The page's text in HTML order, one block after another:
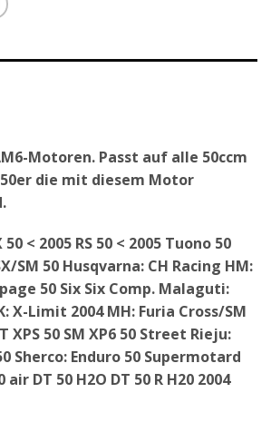
Motoren. Passt auf alle 50ccm
die mit diesem Motor
< 2005 RS 50 < 2005 Tuono 50
SM 50 Husqvarna: CH Racing HM:
50 Six Six Comp. Malaguti:
X-Limit 2004 MH: Furia Cross/SM
XPS 50 SM XP6 50 Street Rieju:
Sherco: Enduro 50 Supermotard
air DT 50 H2O DT 50 R H20 2004